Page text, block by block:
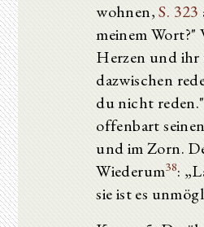
wohnen,S. 323
meinem Wort?"
Herzen und ihr
dazwischen
du nicht
offenbart
und im Zorn.
Wiederum38:
sie ist es